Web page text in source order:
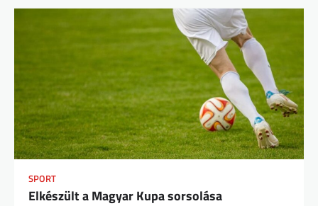
SPORT
Elkészült a Magyar Kupa sorsolása